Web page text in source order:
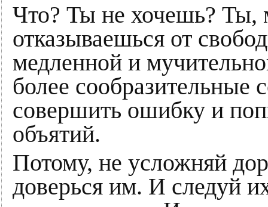
Что? Ты не хочешь? Ты,
отказываешься от
медленной и
более сообразительные
совершить ошибку и
объятий.
Потому, не усложняй
доверься им. И следуй